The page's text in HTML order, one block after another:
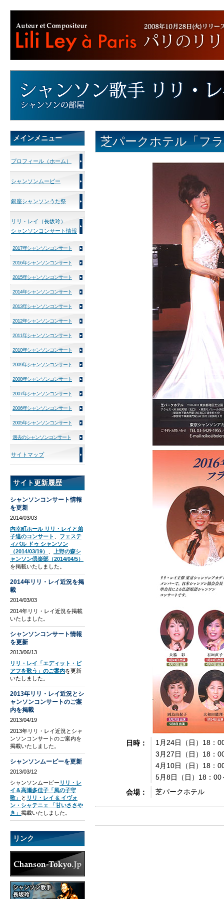
芝パークホテル「フ
日時：
1月24日（日）18：
3月27日（日）18：
4月10日（日）18：
5月8日（日）18：
会場：
芝パークホテル
メインメニュー
プロフィール（ホーム）
シャンソンムービー
銀座シャンソンうた祭
リリ・レイ（長坂玲）
シャンソンコンサート情報
2017年シャンソンコンサート
2016年シャンソンコンサート
2015年シャンソンコンサート
2014年シャンソンコンサート
2013年シャンソンコンサート
2012年シャンソンコンサート
2011年シャンソンコンサート
2010年シャンソンコンサート
2009年シャンソンコンサート
2008年シャンソンコンサート
2007年シャンソンコンサート
2006年シャンソンコンサート
2005年シャンソンコンサート
過去のシャンソンコンサート
サイトマップ
サイト更新履歴
シャンソンコンサート情報
を更新
2014/03/03
内幸町ホール リリ・レイと弟
子達のコンサート
フェステ
ィバル ドゥ シャンソン
（2014/03/19）
上野の森シ
ャンソン倶楽部（2014/04/5）
を掲載いたしました。
2014年リリ・レイ近況を掲
載
2014/03/03
2014年リリ・レイ近況を掲載
いたしました。
シャンソンコンサート情報
を更新
2013/06/13
リリ・レイ「エディット・ピ
アフを歌う」のご案内を更新
いたしました。
2013年リリ・レイ近況とシ
ャンソンコンサートのご案
内を掲載
2013/04/19
2013年リリ・レイ近況とシャ
ンソンコンサートのご案内を
掲載いたしました。
シャンソンムービーを更新
2013/03/12
シャンソンムービー リリ・レ
イ＆高瀬多佳子「風の子守
歌」
と リリ・レイ & イヴォ
ン・シャテニェ 「甘いささや
き」 掲載いたしました。
リンク